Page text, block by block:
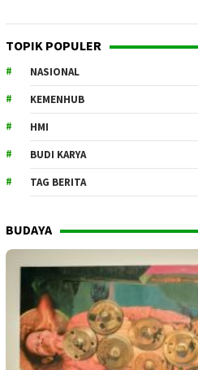
TOPIK POPULER
NASIONAL
KEMENHUB
HMI
BUDI KARYA
TAG BERITA
BUDAYA